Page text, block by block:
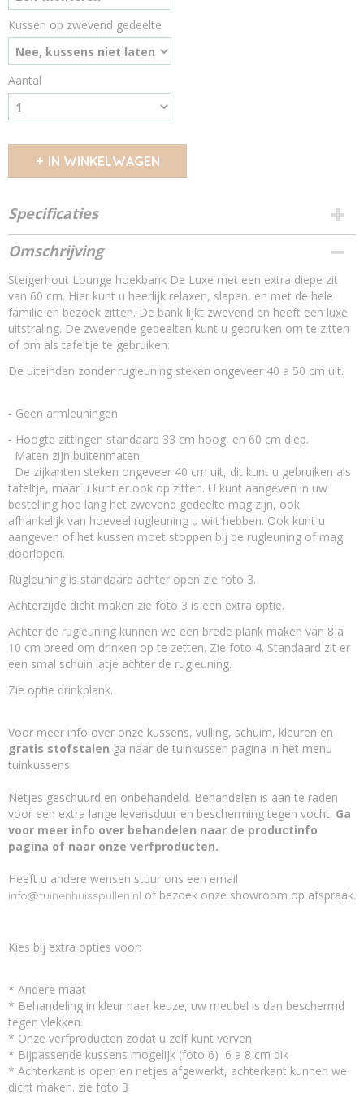
Kussen op zwevend gedeelte
Aantal
IN WINKELWAGEN
Specificaties
Productcode
13265455
Soort hout
oud - nieuw steigerhout A-kwaliteit
Droog hout
gedroogd steigerhout
Is het steigerhout behandeld?
Nee,het steigerhout is onbehandeld
maatwerk mogelijk
Omschrijving
Steigerhout Lounge hoekbank De Luxe met een extra diepe zit
van 60 cm. Hier kunt u heerlijk relaxen, slapen, en met de hele
familie en bezoek zitten. De bank lijkt zwevend en heeft een luxe
uitstraling. De zwevende gedeelten kunt u gebruiken om te zitten
of om als tafeltje te gebruiken.
De uiteinden zonder rugleuning steken ongeveer 40 a 50 cm uit.
- Geen armleuningen
- Hoogte zittingen standaard 33 cm hoog, en 60 cm diep.
Maten zijn buitenmaten.
De zijkanten steken ongeveer 40 cm uit, dit kunt u gebruiken als
tafeltje, maar u kunt er ook op zitten. U kunt aangeven in uw
bestelling hoe lang het zwevend gedeelte mag zijn, ook
afhankelijk van hoeveel rugleuning u wilt hebben. Ook kunt u
aangeven of het kussen moet stoppen bij de rugleuning of mag
doorlopen.
Rugleuning is standaard achter open zie foto 3.
Achterzijde dicht maken zie foto 3 is een extra optie.
Achter de rugleuning kunnen we een brede plank maken van 8 a
10 cm breed om drinken op te zetten. Zie foto 4. Standaard zit er
een smal schuin latje achter de rugleuning.
Zie optie drinkplank.
Voor meer info over onze kussens, vulling, schuim, kleuren en
gratis stofstalen ga naar de tuinkussen pagina in het menu
tuinkussens.
Netjes geschuurd en onbehandeld. Behandelen is aan te raden
voor een extra lange levensduur en bescherming tegen vocht. Ga
voor meer info over behandelen naar de productinfo
pagina of naar onze verfproducten.
Heeft u andere wensen stuur ons een email
info@tuinenhuisspullen.nl of bezoek onze showroom op afspraak.
Kies bij extra opties voor:
* Andere maat
* Behandeling in kleur naar keuze, uw meubel is dan beschermd
tegen vlekken.
* Onze verfproducten zodat u zelf kunt verven.
* Bijpassende kussens mogelijk (foto 6) 6 a 8 cm dik
* Achterkant is open en netjes afgewerkt, achterkant kunnen we
dicht maken. zie foto 3